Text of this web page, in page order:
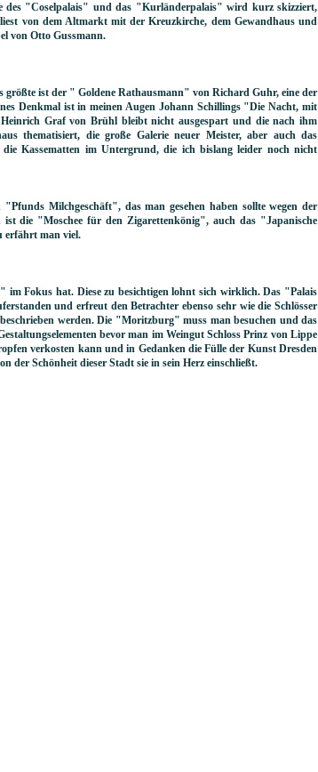
des "Coselpalais" und das "Kurländerpalais" wird kurz skizziert,
von dem Altmarkt mit der Kreuzkirche, dem Gewandhaus und
von Otto Gussmann.
größte ist der " Goldene Rathausmann" von Richard Guhr, eine der
Denkmal ist in meinen Augen Johann Schillings "Die Nacht, mit
Graf von Brühl bleibt nicht ausgespart und die nach ihm
thematisiert, die große Galerie neuer Meister, aber auch das
Kassematten im Untergrund, die ich bislang leider noch nicht
Milchgeschäft", das man gesehen haben sollte wegen der
die "Moschee für den Zigarettenkönig", auch das "Japanische
erfährt man viel.
Fokus hat. Diese zu besichtigen lohnt sich wirklich. Das "Palais
und erfreut den Betrachter ebenso sehr wie die Schlösser
werden. Die "Moritzburg" muss man besuchen und das
bevor man im Weingut Schloss Prinz von Lippe
verkosten kann und in Gedanken die Fülle der Kunst Dresden
der Schönheit dieser Stadt sie in sein Herz einschließt.